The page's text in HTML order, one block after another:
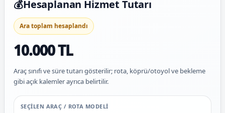
💰Hesaplanan Hizmet Tutarı
Ara toplam hesaplandı
10.000 TL
Araç sınıfı ve süre tutarı gösterilir; rota, köprü/otoyol ve bekleme
gibi açık kalemler ayrıca belirtilir.
SEÇILEN ARAÇ / ROTA MODELI